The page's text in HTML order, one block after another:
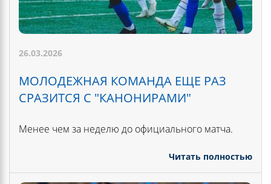
26.03.2026
МОЛОДЕЖНАЯ КОМАНДА ЕЩЕ РАЗ
СРАЗИТСЯ С "КАНОНИРАМИ"
Менее чем за неделю до официального матча.
Читать полностью